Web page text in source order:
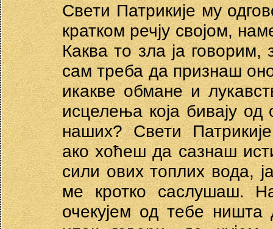
Свети Патрикије му
кратком речју својом,
Каква то зла ја
сам треба да признаш
икакве обмане и
исцелења која бивају
наших? Свети
ако хоћеш да сазнаш
сили ових топлих вода,
ме кротко саслушаш.
очекујем од тебе ништа